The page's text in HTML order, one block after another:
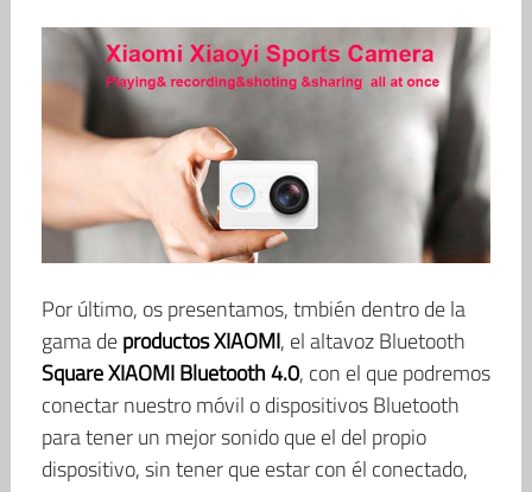
Por último, os presentamos, tmbién dentro de la
gama deproductos XIAOMI, el altavoz Bluetooth
Square XIAOMI Bluetooth 4.0, con el que podremos
conectar nuestro móvil o dispositivos Bluetooth
para tener un mejor sonido que el del propio
dispositivo, sin tener que estar con él conectado,